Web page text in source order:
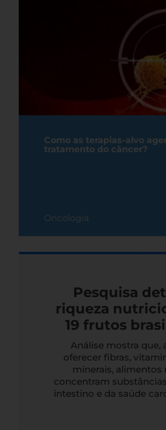
Como as terapias-alvo
tratamento do câncer?
Oncologia
Pesquisa
riqueza
19 frutos
Análise mostra que,
oferecer fibras,
minerais, alimentos
concentram
intestino e da saúde